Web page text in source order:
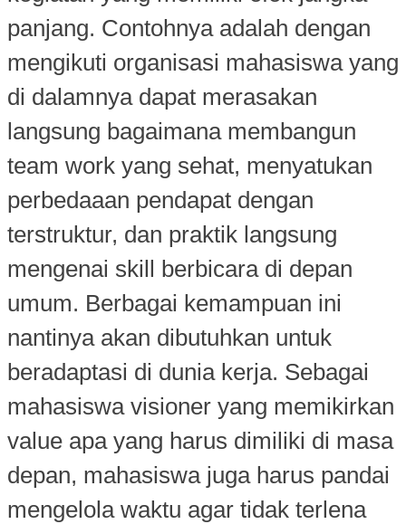
panjang. Contohnya adalah dengan
mengikuti organisasi mahasiswa yang
di dalamnya dapat merasakan
langsung bagaimana membangun
team work yang sehat, menyatukan
perbedaaan pendapat dengan
terstruktur, dan praktik langsung
mengenai skill berbicara di depan
umum. Berbagai kemampuan ini
nantinya akan dibutuhkan untuk
beradaptasi di dunia kerja. Sebagai
mahasiswa visioner yang memikirkan
value apa yang harus dimiliki di masa
depan, mahasiswa juga harus pandai
mengelola waktu agar tidak terlena